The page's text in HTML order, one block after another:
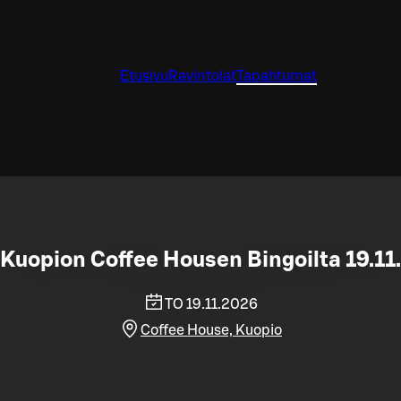
Etusivu RavintolatTapahtumat
Kuopion Coffee Housen Bingoilta 19.11.
TO 19.11.2026
Coffee House, Kuopio